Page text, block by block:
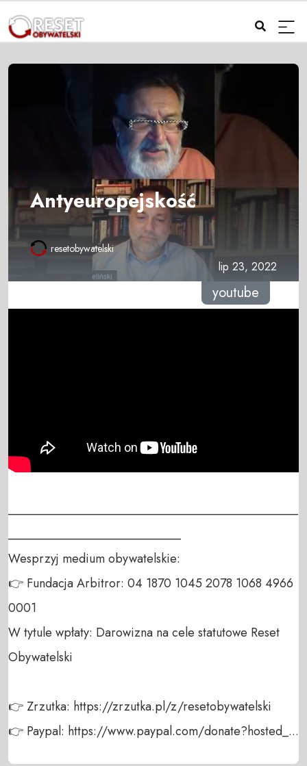
Antyeuropejskość
resetobywatelski
lip 23, 2022
youtube
_______________________________________________
____________________________
Wesprzyj medium obywatelskie:
👉 Fundacja Arbitror: 04 1870 1045 2078 1068 4966
0001
W tytule wpłaty: Darowizna na cele statutowe Reset
Obywatelski
👉 Zrzutka: https://zrzutka.pl/z/resetobywatelski
👉 Paypal: https://www.paypal.com/donate?hosted_...